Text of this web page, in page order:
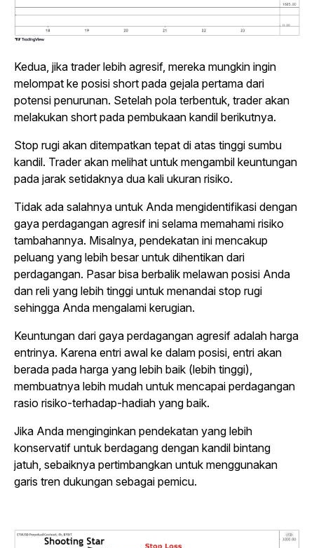
Kedua, jika traderlebih agresif, mereka mungkin ingin
melompat ke posisi short pada gejala pertama dari
potensi penurunan. Setelah pola terbentuk, traderakan
melakukan short pada pembukaan kandil berikutnya.
Stop rugi akan ditempatkan tepat di atas tinggi sumbu
kandil. Traderakan melihat untuk mengambil keuntungan
pada jarak setidaknya dua kali ukuran risiko.
Tidak ada salahnya untuk Anda mengidentifikasi dengan
gaya perdagangan agresif ini selama memahami risiko
tambahannya. Misalnya, pendekatan ini mencakup
peluang yang lebih besar untuk dihentikan dari
perdagangan. Pasar bisa berbalik melawan posisi Anda
dan reli yang lebih tinggi untuk menandai stop rugi
sehingga Anda mengalami kerugian.
Keuntungan dari gaya perdagangan agresif adalah harga
entrinya. Karena entri awal ke dalam posisi, entri akan
berada pada harga yang lebih baik (lebih tinggi),
membuatnya lebih mudah untuk mencapai perdagangan
rasio risiko-terhadap-hadiah yang baik.
Jika Anda menginginkan pendekatan yang lebih
konservatif untuk berdagang dengan kandil bintang
jatuh, sebaiknya pertimbangkan untuk menggunakan
garis tren dukungan sebagai pemicu.